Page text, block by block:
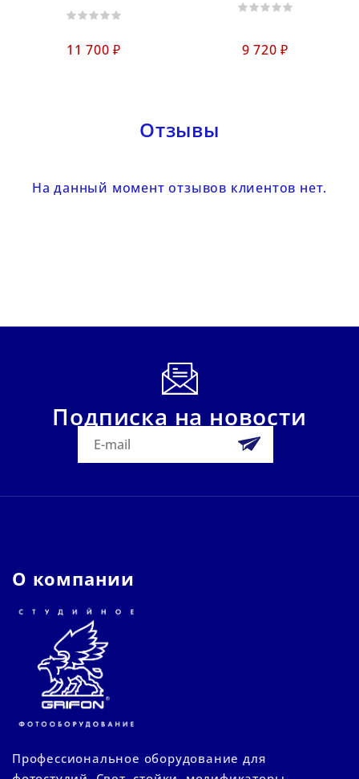
11 700 ₽ 9 720 ₽
Отзывы
На данный момент отзывов клиентов нет.
Подписка на новости
О компании
Профессиональное оборудование для